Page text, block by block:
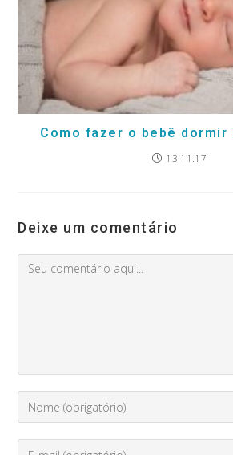
Como fazer o bebê dormir
13.11.17
Deixe um comentário
Comment
seu
ou